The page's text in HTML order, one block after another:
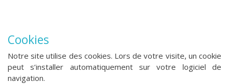
​Cookies
Notre site utilise des cookies. Lors de votre visite, un cookie
peut s’installer automatiquement sur votre logiciel de
navigation.